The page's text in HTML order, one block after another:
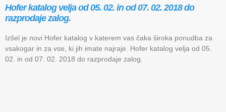
Hofer katalog velja od 05. 02. in od 07. 02. 2018 do
razprodaje zalog.
Izšel je novi Hofer katalog v katerem vas čaka široka ponudba za
vsakogar in za vse, ki jih imate najraje. Hofer katalog velja od 05.
02. in od 07. 02. 2018 do razprodaje zalog.